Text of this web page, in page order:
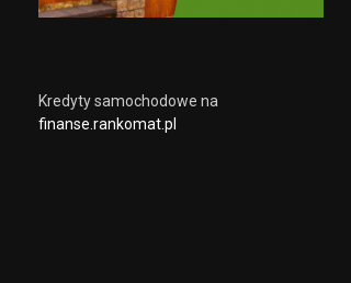
Kredyty samochodowe na
finanse.rankomat.pl